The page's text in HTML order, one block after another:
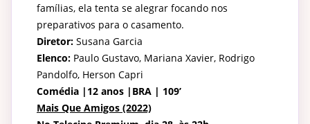
famílias, ela tenta se alegrar focando nos
preparativos para o casamento.
Diretor: Susana Garcia
Elenco: Paulo Gustavo, Mariana Xavier, Rodrigo
Pandolfo, Herson Capri
Comédia |12 anos |BRA | 109’
Mais Que Amigos (2022)